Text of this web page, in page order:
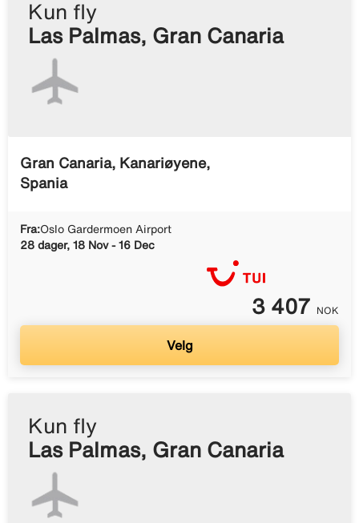
Kun fly
Las Palmas, Gran Canaria
Gran Canaria, Kanariøyene,
Spania
Fra:Oslo Gardermoen Airport
28 dager, 18 Nov - 16 Dec
3 407 NOK
Velg
Kun fly
Las Palmas, Gran Canaria